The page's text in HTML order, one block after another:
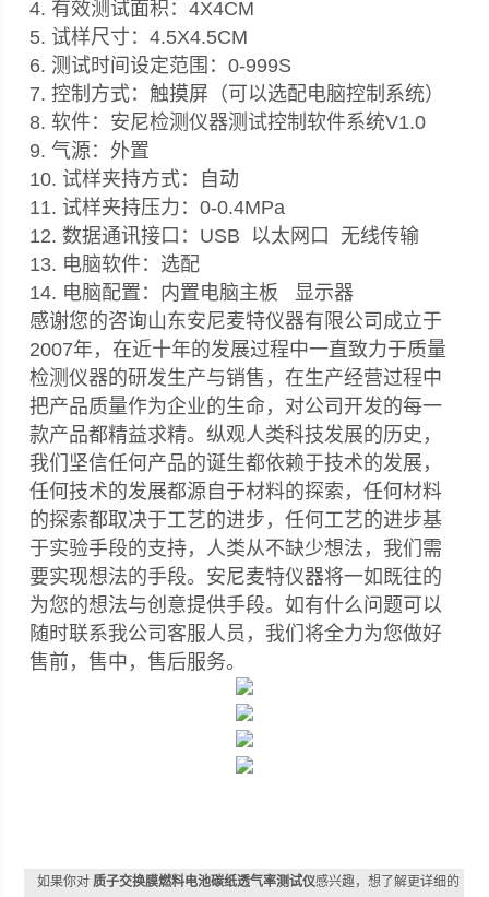
4. 有效测试面积：4X4CM
5. 试样尺寸：4.5X4.5CM
6. 测试时间设定范围：0-999S
7. 控制方式：触摸屏（可以选配电脑控制系统）
8. 软件：安尼检测仪器测试控制软件系统V1.0
9. 气源：外置
10. 试样夹持方式：自动
11. 试样夹持压力：0-0.4MPa
12. 数据通讯接口：USB 以太网口 无线传输
13. 电脑软件：选配
14. 电脑配置：内置电脑主板 显示器
感谢您的咨询山东安尼麦特仪器有限公司成立于
2007年，在近十年的发展过程中一直致力于质量
检测仪器的研发生产与销售，在生产经营过程中
把产品质量作为企业的生命，对公司开发的每一
款产品都精益求精。纵观人类科技发展的历史，
我们坚信任何产品的诞生都依赖于技术的发展，
任何技术的发展都源自于材料的探索，任何材料
的探索都取决于工艺的进步，任何工艺的进步基
于实验手段的支持，人类从不缺少想法，我们需
要实现想法的手段。安尼麦特仪器将一如既往的
为您的想法与创意提供手段。如有什么问题可以
随时联系我公司客服人员，我们将全力为您做好
售前，售中，售后服务。
如果你对质子交换膜燃料电池碳纸透气率测试仪感兴趣，想了解更详细的